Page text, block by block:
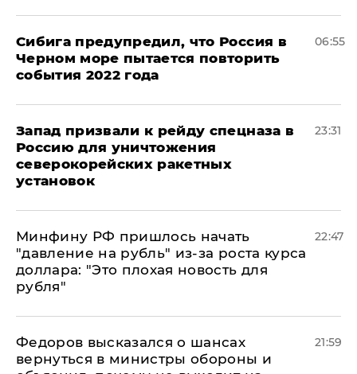
Сибига предупредил, что Россия в
Черном море пытается повторить
события 2022 года
06:55
Запад призвали к рейду спецназа в
Россию для уничтожения
северокорейских ракетных
установок
23:31
Минфину РФ пришлось начать
"давление на рубль" из-за роста курса
доллара: "Это плохая новость для
рубля"
22:47
Федоров высказался о шансах
вернуться в министры обороны и
21:59